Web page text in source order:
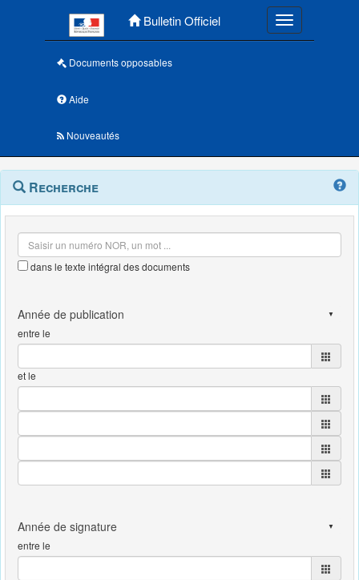
Bulletin Officiel Toggle
Documents opposables
Aide
Nouveautés
Navigation
outils
Menu
contextuel
Recherche
dans le texte intégral des documents
entre le
et le
entre le